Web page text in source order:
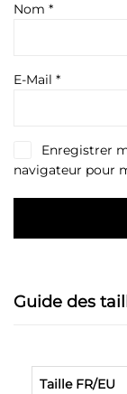
Nom *
E-Mail *
Enregistrer
navigateur pour
Guide des
Taille FR/EU